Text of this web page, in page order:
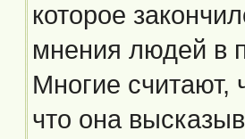
которое
мнения людей в
Многие считают,
что она